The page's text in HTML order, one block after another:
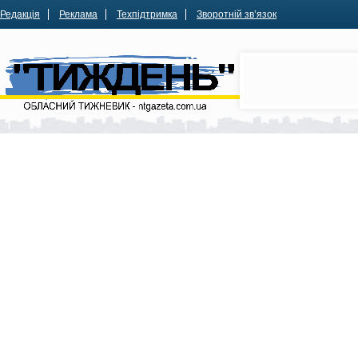
Редакція Реклама Техпідтримка Зворотній зв’язок